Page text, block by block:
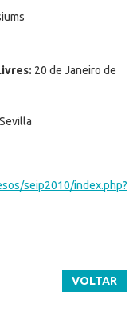
20 de Janeiro de
seip2010/index.php?
VOLTAR